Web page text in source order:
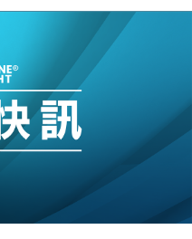
或升4成 蘋果或犧牲毛利穩
合辦氣候金融會議
標價至505元 惟維持「增
提供失實資料 遭禁申請輸入
殘渦北上 上海取消逾900班